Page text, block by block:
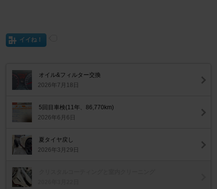
イイね！
オイル&フィルター交換
2026年7月18日
5回目車検(11年、86,770km)
2026年6月6日
夏タイヤ戻し
2026年3月29日